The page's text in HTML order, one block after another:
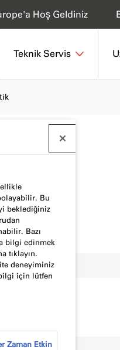
Teknik Servis
Hoş Geldiniz
Sertifikalar
Bu
beklediğiniz
Bazı
bilgi edinmek
tıklayın.
deneyiminiz
için lütfen
Zaman Etkin